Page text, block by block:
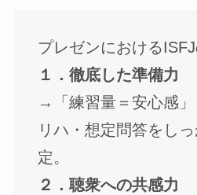
プレゼンにおける
１．徹底した準備力
→「練習量＝安心感」
リハ・想定問答をし
定。
２．聴衆への共感力